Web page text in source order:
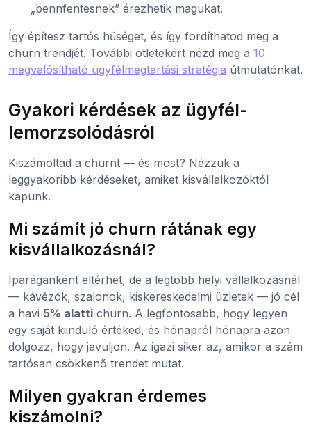
„bennfentesnek” érezhetik magukat.
Így építesz tartós hűséget, és így fordíthatod meg a
churn trendjét. További ötletekért nézd meg a 10
megvalósítható ügyfélmegtartási stratégia útmutatónkat.
Gyakori kérdések az ügyfél-
lemorzsolódásról
Kiszámoltad a churnt — és most? Nézzük a
leggyakoribb kérdéseket, amiket kisvállalkozóktól
kapunk.
Mi számít jó churn rátának egy
kisvállalkozásnál?
Iparáganként eltérhet, de a legtöbb helyi vállalkozásnál
— kávézók, szalonok, kiskereskedelmi üzletek — jó cél
a havi 5% alatti churn. A legfontosabb, hogy legyen
egy saját kiinduló értéked, és hónapról hónapra azon
dolgozz, hogy javuljon. Az igazi siker az, amikor a szám
tartósan csökkenő trendet mutat.
Milyen gyakran érdemes
kiszámolni?